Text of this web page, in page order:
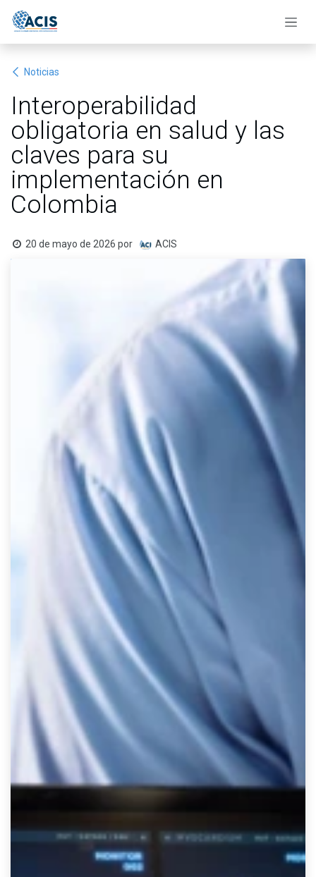
Noticias
Interoperabilidad
obligatoria en salud y las
claves para su
implementación en
Colombia
20 de mayo de 2026 por ACIS